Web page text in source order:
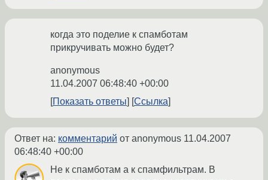
когда это поделие к спамботам
прикручивать можно будет?
anonymous
11.04.2007 06:48:40 +00:00
Показать ответы
Ссылка
Ответ на: комментарий от anonymous 11.04.2007
06:48:40 +00:00
Не к спамботам а к спамфильтрам. В